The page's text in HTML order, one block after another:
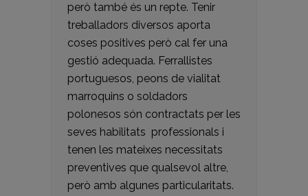
però també és un repte. Tenir
treballadors diversos aporta
coses positives però cal fer una
gestió adequada. Ferrallistes
portuguesos, peons de vialitat
marroquins o soldadors
polonesos són contractats per les
seves habilitats professionals i
tenen les mateixes necessitats
preventives que qualsevol altre,
però amb algunes particularitats.